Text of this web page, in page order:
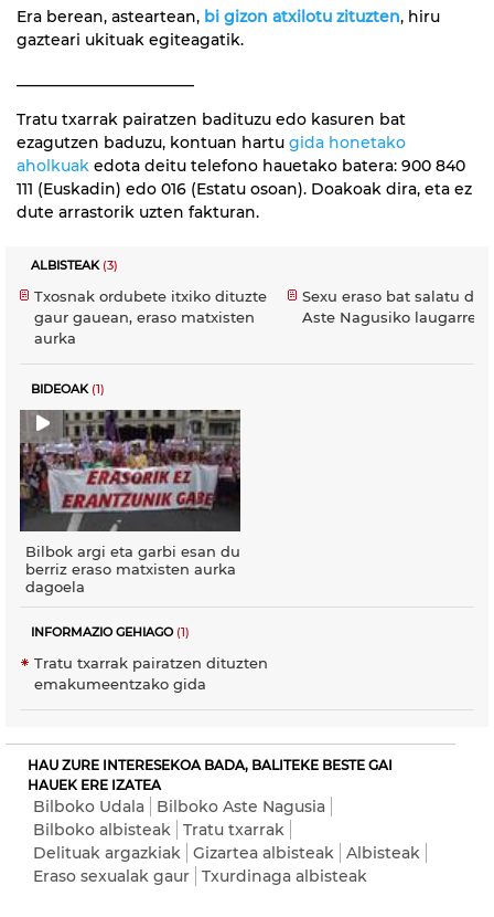
Era berean, asteartean, bi gizon atxilotu zituzten, hiru
gazteari ukituak egiteagatik.
Tratu txarrak pairatzen badituzu edo kasuren bat
ezagutzen baduzu, kontuan hartu gida honetako
aholkuak edota deitu telefono hauetako batera: 900 840
111 (Euskadin) edo 016 (Estatu osoan). Doakoak dira, eta ez
dute arrastorik uzten fakturan.
ALBISTEAK (3)
Txosnak ordubete itxiko dituzte
gaur gauean, eraso matxisten
aurka
Sexu eraso bat salatu
Aste Nagusiko laugarrena
BIDEOAK (1)
Bilbok argi eta garbi esan du
berriz eraso matxisten aurka
dagoela
INFORMAZIO GEHIAGO(1)
Tratu txarrak pairatzen dituzten
emakumeentzako gida
HAU ZURE INTERESEKOA BADA, BALITEKE BESTE GAI
HAUEK ERE IZATEA
Bilboko Udala
Bilboko Aste Nagusia
Bilboko albisteak
Tratu txarrak
Delituak argazkiak
Gizartea albisteak
Albisteak
Eraso sexualak gaur
Txurdinaga albisteak